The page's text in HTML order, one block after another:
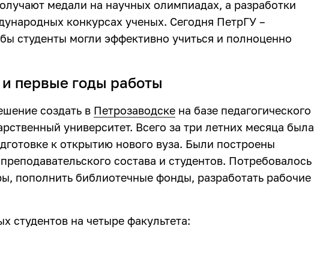
медали на научных олимпиадах, а разработки
конкурсах ученых. Сегодня ПетрГУ –
студенты могли эффективно учиться и полноценно
первые годы работы
создать в Петрозаводске на базе педагогического
университет. Всего за три летних месяца была
к открытию нового вуза. Были построены
состава и студентов. Потребовалось
пополнить библиотечные фонды, разработать рабочие
студентов на четыре факультета: